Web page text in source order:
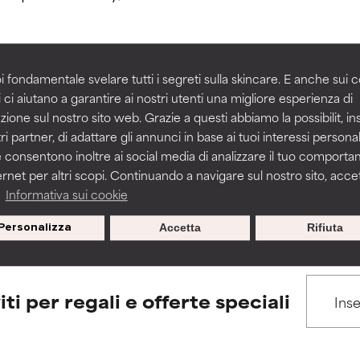
fondamentale svelare tutti i segreti sulla skincare. E anche sui
ci aiutano a garantire ai nostri utenti una migliore esperienza di
sul nostro sito web. Grazie a questi abbiamo la possibilit,
partner, di adattare gli annunci in base ai tuoi interessi
consentono inoltre ai social media di analizzare il tuo
per altri scopi. Continuando a navigare sul nostro sito,
Informativa sui cookie
Rifiuta
Accetta
BACK TO SEARCH
to assess ingredients in this dictionary. Regulations
irritante, ma può presentare problemi per come appare
problemi di altro tipo che ne limitano l'utilità.
Il rischio aumenta se combinato con altri ingredienti
infiammazioni, secchezza, ecc. Può offrire benefici solo
che fa più male che bene.
irritante, ma può presentare problemi per come appare
problemi di altro tipo che ne limitano l'utilità.
Il rischio aumenta se combinato con altri ingredienti
infiammazioni, secchezza, ecc. Può offrire benefici solo
che fa più male che bene.
per regali e offerte speciali